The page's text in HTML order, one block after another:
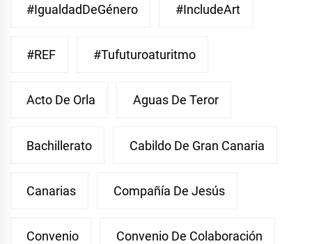
#IgualdadDeGénero #IncludeArt
#REF #Tufuturoaturitmo
Acto De Orla Aguas De Teror
Bachillerato Cabildo De Gran Canaria
Canarias Compañía De Jesús
Convenio Convenio De Colaboración